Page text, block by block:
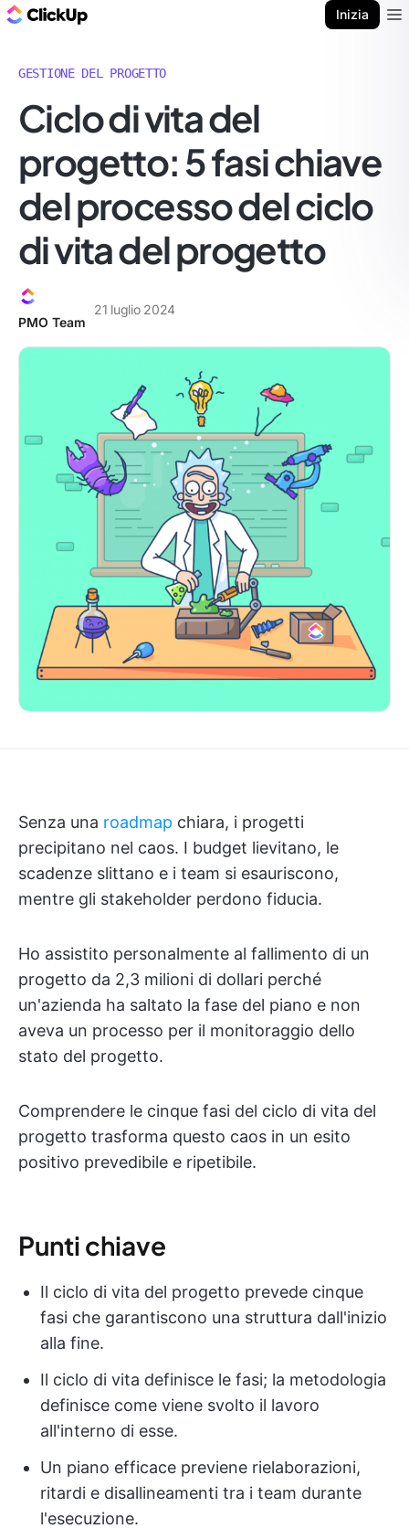
Inizia
GESTIONE DEL PROGETTO
Ciclo di vita del
progetto: 5 fasi chiave
del processo del ciclo
di vita del progetto
PMO Team
21 luglio 2024
Senza una roadmap chiara, i progetti
precipitano nel caos. I budget lievitano, le
scadenze slittano e i team si esauriscono,
mentre gli stakeholder perdono fiducia.
Ho assistito personalmente al fallimento di un
progetto da 2,3 milioni di dollari perché
un'azienda ha saltato la fase del piano e non
aveva un processo per il monitoraggio dello
stato del progetto.
Comprendere le cinque fasi del ciclo di vita del
progetto trasforma questo caos in un esito
positivo prevedibile e ripetibile.
Punti chiave
Il ciclo di vita del progetto prevede cinque
fasi che garantiscono una struttura dall'inizio
alla fine.
Il ciclo di vita definisce le fasi; la metodologia
definisce come viene svolto il lavoro
all'interno di esse.
Un piano efficace previene rielaborazioni,
ritardi e disallineamenti tra i team durante
l'esecuzione.